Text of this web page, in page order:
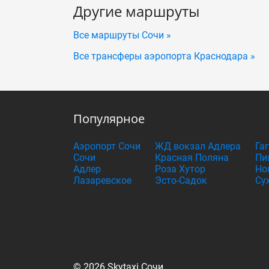
Другие маршруты
Все маршруты Сочи »
Все трансферы аэропорта Краснодара »
Популярное
Аэропорт Сочи
Сочи
Адлер
Лазаревское
ЖД вокзал Адлера
Красная Поляна
Роза Хутор
Эсто-Садок